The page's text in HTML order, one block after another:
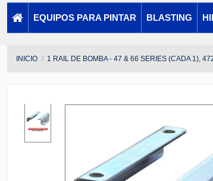
EQUIPOS PARA PINTAR BLASTING
INICIO 1 RAIL DE BOMBA - 47 & 66 SERIES (CADA 1),